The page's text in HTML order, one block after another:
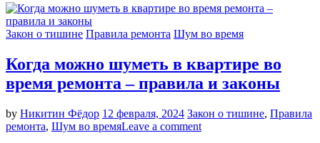
Закон о тишине Правила ремонта Шум во время
Когда можно шуметь в квартире во
время ремонта – правила и законы
by Никитин Фёдор 12 февраля, 2024 Закон о тишине, Правила
ремонта, Шум во времяLeave a comment